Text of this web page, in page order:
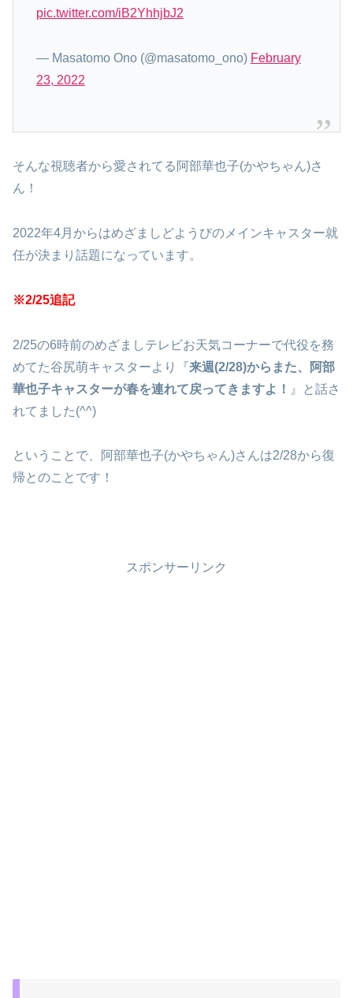
pic.twitter.com/iB2YhhjbJ2
— Masatomo Ono (@masatomo_ono) February
23, 2022
そんな視聴者から愛されてる阿部華也子(かやちゃん)さ
ん！
2022年4月からはめざましどようびのメインキャスター就
任が決まり話題になっています。
※2/25追記
2/25の6時前のめざましテレビお天気コーナーで代役を務
めてた谷尻萌キャスターより『来週(2/28)からまた、阿部
華也子キャスターが春を連れて戻ってきますよ！ 』と話さ
れてました(^^)
ということで、阿部華也子(かやちゃん)さんは2/28から復
帰とのことです！
スポンサーリンク